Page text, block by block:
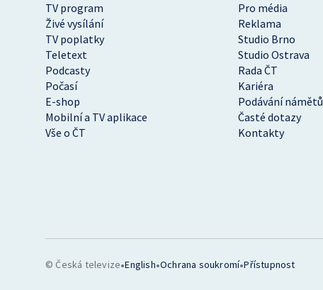
TV program
Pro média
Živé vysílání
Reklama
TV poplatky
Studio Brno
Teletext
Studio Ostrava
Podcasty
Rada ČT
Počasí
Kariéra
E-shop
Podávání námětů
Mobilní a TV aplikace
Časté dotazy
Vše o ČT
Kontakty
© Česká televize•English•Ochrana soukromí•Přístupnost